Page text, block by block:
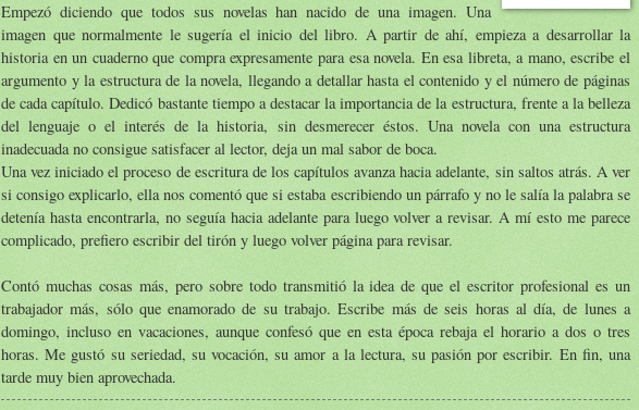
Empezó diciendo que todos sus novelas han nacido de una imagen. Una
imagen que normalmente le sugería el inicio del libro. A partir de ahí, empieza a desarrollar la
historia en un cuaderno que compra expresamente para esa novela. En esa libreta, a mano, escribe el
argumento y la estructura de la novela, llegando a detallar hasta el contenido y el número de páginas
de cada capítulo. Dedicó bastante tiempo a destacar la importancia de la estructura, frente a la belleza
del lenguaje o el interés de la historia, sin desmerecer éstos. Una novela con una estructura
inadecuada no consigue satisfacer al lector, deja un mal sabor de boca.
Una vez iniciado el proceso de escritura de los capítulos avanza hacia adelante, sin saltos atrás. A ver
si consigo explicarlo, ella nos comentó que si estaba escribiendo un párrafo y no le salía la palabra se
detenía hasta encontrarla, no seguía hacia adelante para luego volver a revisar. A mí esto me parece
complicado, prefiero escribir del tirón y luego volver página para revisar.
Contó muchas cosas más, pero sobre todo transmitió la idea de que el escritor profesional es un
trabajador más, sólo que enamorado de su trabajo. Escribe más de seis horas al día, de lunes a
domingo, incluso en vacaciones, aunque confesó que en esta época rebaja el horario a dos o tres
horas. Me gustó su seriedad, su vocación, su amor a la lectura, su pasión por escribir. En fin, una
tarde muy bien aprovechada.